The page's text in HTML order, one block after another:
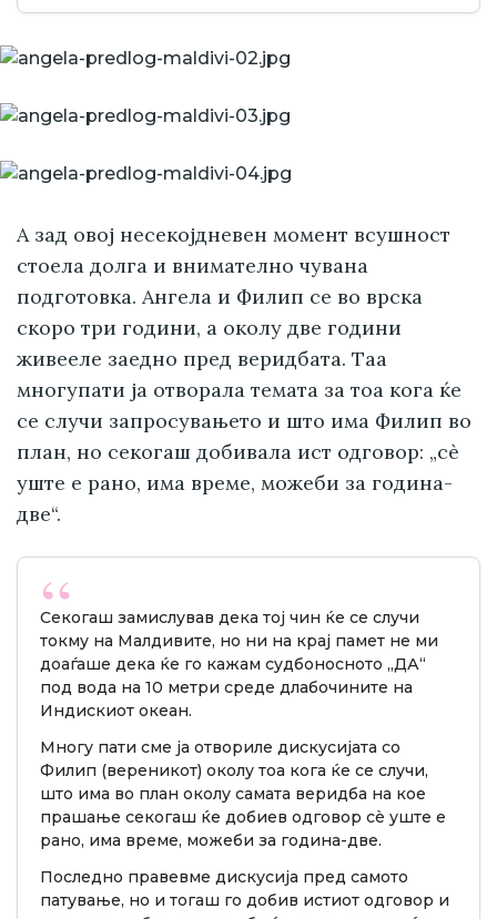
А зад овој несекојдневен момент всушност
стоела долга и внимателно чувана
подготовка. Ангела и Филип се во врска
скоро три години, а околу две години
живееле заедно пред веридбата. Таа
многупати ја отворала темата за тоа кога ќе
се случи запросувањето и што има Филип во
план, но секогаш добивала ист одговор: „сè
уште е рано, има време, можеби за година-
две“.
Секогаш замислував дека тој чин ќе се случи
токму на Малдивите, но ни на крај памет не ми
доаѓаше дека ќе го кажам судбоносното „ДА“
под вода на 10 метри среде длабочините на
Индискиот океан.
Многу пати сме ја отвориле дискусијата со
Филип (вереникот) околу тоа кога ќе се случи,
што има во план околу самата веридба на кое
прашање секогаш ќе добиев одговор сè уште е
рано, има време, можеби за година-две.
Последно правевме дискусија пред самото
патување, но и тогаш го добив истиот одговор и